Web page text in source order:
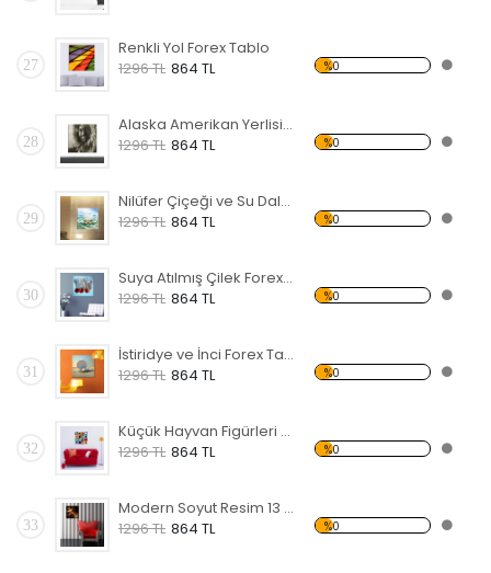
27
Renkli Yol Forex Tablo
1296 TL 864 TL %0
28
Alaska Amerikan Yerlisi Forex Tablo
1296 TL 864 TL %0
29
Nilüfer Çiçeği ve Su Dalgası Forex Tablo
1296 TL 864 TL %0
30
Suya Atılmış Çilek Forex Tablo
1296 TL 864 TL %0
31
İstiridye ve İnci Forex Tablo
1296 TL 864 TL %0
32
Küçük Hayvan Figürleri Forex Tablo
1296 TL 864 TL %0
33
Modern Soyut Resim 13 Forex Tablo
1296 TL 864 TL %0